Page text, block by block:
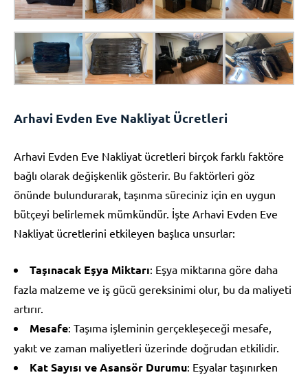
Arhavi Evden Eve Nakliyat Ücretleri
Arhavi Evden Eve Nakliyat ücretleri birçok farklı faktöre
bağlı olarak değişkenlik gösterir. Bu faktörleri göz
önünde bulundurarak, taşınma süreciniz için en uygun
bütçeyi belirlemek mümkündür. İşte Arhavi Evden Eve
Nakliyat ücretlerini etkileyen başlıca unsurlar:
Taşınacak Eşya Miktarı: Eşya miktarına göre daha
fazla malzeme ve iş gücü gereksinimi olur, bu da maliyeti
artırır.
Mesafe: Taşıma işleminin gerçekleşeceği mesafe,
yakıt ve zaman maliyetleri üzerinde doğrudan etkilidir.
Kat Sayısı ve Asansör Durumu: Eşyalar taşınırken